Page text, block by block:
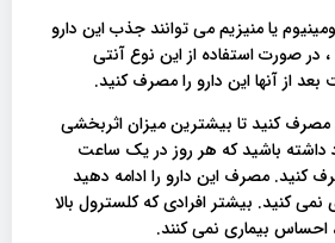
یا منیزیم می توانند جذب این دارو
در صورت استفاده از این نوع آنتی
مصرف کنید تا بیشترین میزان اثربخشی
داشته باشید که هر روز در یک ساعت
کنید. مصرف این دارو را ادامه دهید
کنید. بیشتر افرادی که کلسترول بالا
احساس بیماری نمی کنند.